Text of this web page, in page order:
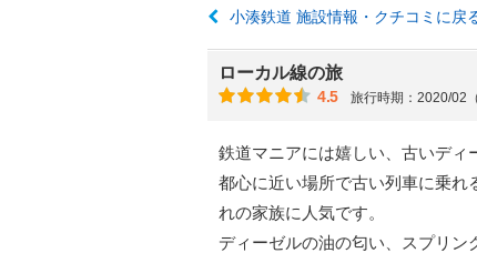
小湊鉄道 施設情報・クチコミに戻
ローカル線の旅
4.5 旅行時期：2020/02
鉄道マニアには嬉しい、古いディ
都心に近い場所で古い列車に乗れ
れの家族に人気です。
ディーゼルの油の匂い、スプリ